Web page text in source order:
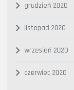
grudzień 2020
listopad 2020
wrzesień 2020
czerwiec 2020